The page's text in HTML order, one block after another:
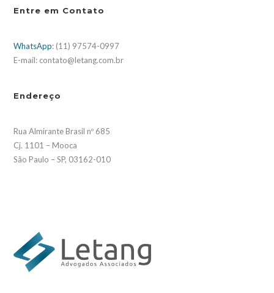
Entre em Contato
WhatsApp: (11) 97574-0997
E-mail: contato@letang.com.br
Endereço
Rua Almirante Brasil nº 685
Cj. 1101 – Mooca
São Paulo – SP, 03162-010